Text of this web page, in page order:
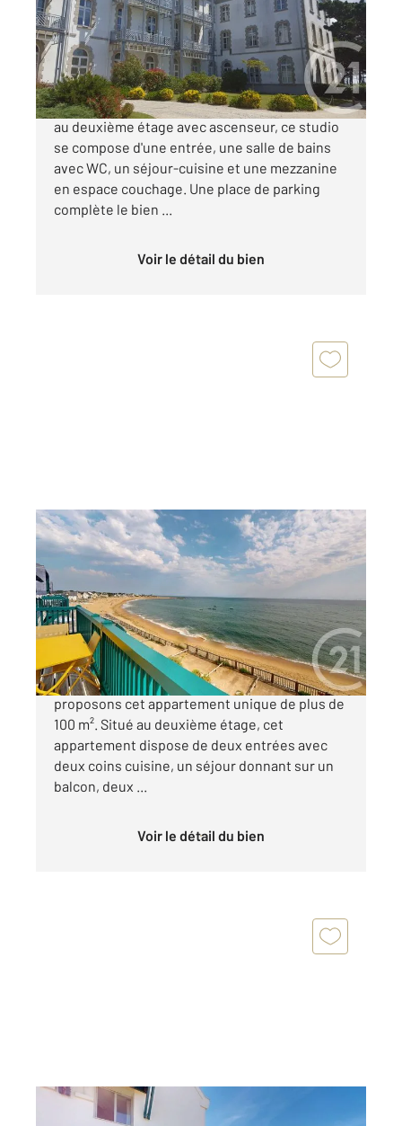
Appartement Studio Cabine à vendre
129 000 €
Dans la résidence SAINT GOUSTAN DU TREHIC,
au deuxième étage avec ascenseur, ce studio
se compose d'une entrée, une salle de bains
avec WC, un séjour-cuisine et une mezzanine
en espace couchage. Une place de parking
complète le bien ...
Voir le détail du bien
BATZ SUR MER 44
104,52 m2, 4 pièces
Ref : 1117
Appartement T4 à vendre
734 300 €
Face à la mer, sur la plage Valentin, nous vous
proposons cet appartement unique de plus de
100 m². Situé au deuxième étage, cet
appartement dispose de deux entrées avec
deux coins cuisine, un séjour donnant sur un
balcon, deux ...
Voir le détail du bien
BATZ SUR MER 44